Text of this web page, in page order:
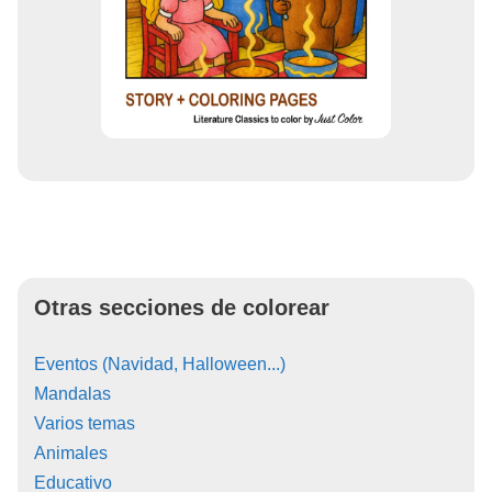
Otras secciones de colorear
Eventos (Navidad, Halloween...)
Mandalas
Varios temas
Animales
Educativo